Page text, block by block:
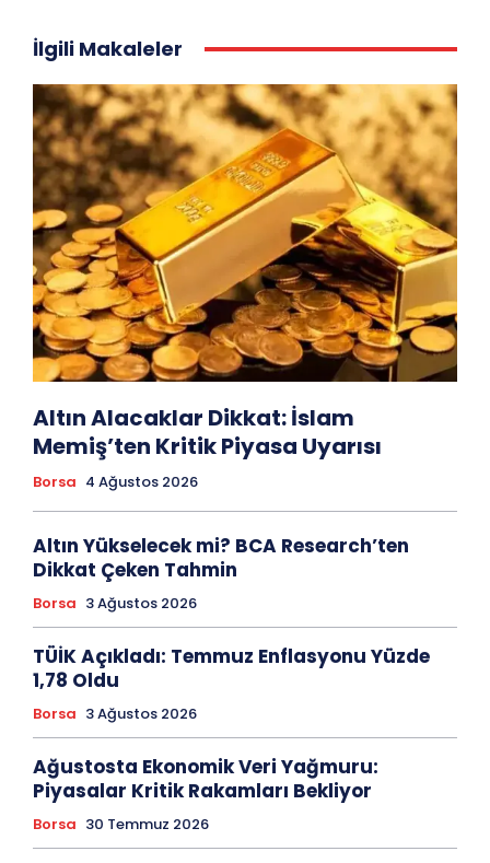
İlgili Makaleler
Altın Alacaklar Dikkat: İslam
Memiş’ten Kritik Piyasa Uyarısı
Borsa 4 Ağustos 2026
Altın Yükselecek mi? BCA Research’ten
Dikkat Çeken Tahmin
Borsa 3 Ağustos 2026
TÜİK Açıkladı: Temmuz Enflasyonu Yüzde
1,78 Oldu
Borsa 3 Ağustos 2026
Ağustosta Ekonomik Veri Yağmuru:
Piyasalar Kritik Rakamları Bekliyor
Borsa 30 Temmuz 2026